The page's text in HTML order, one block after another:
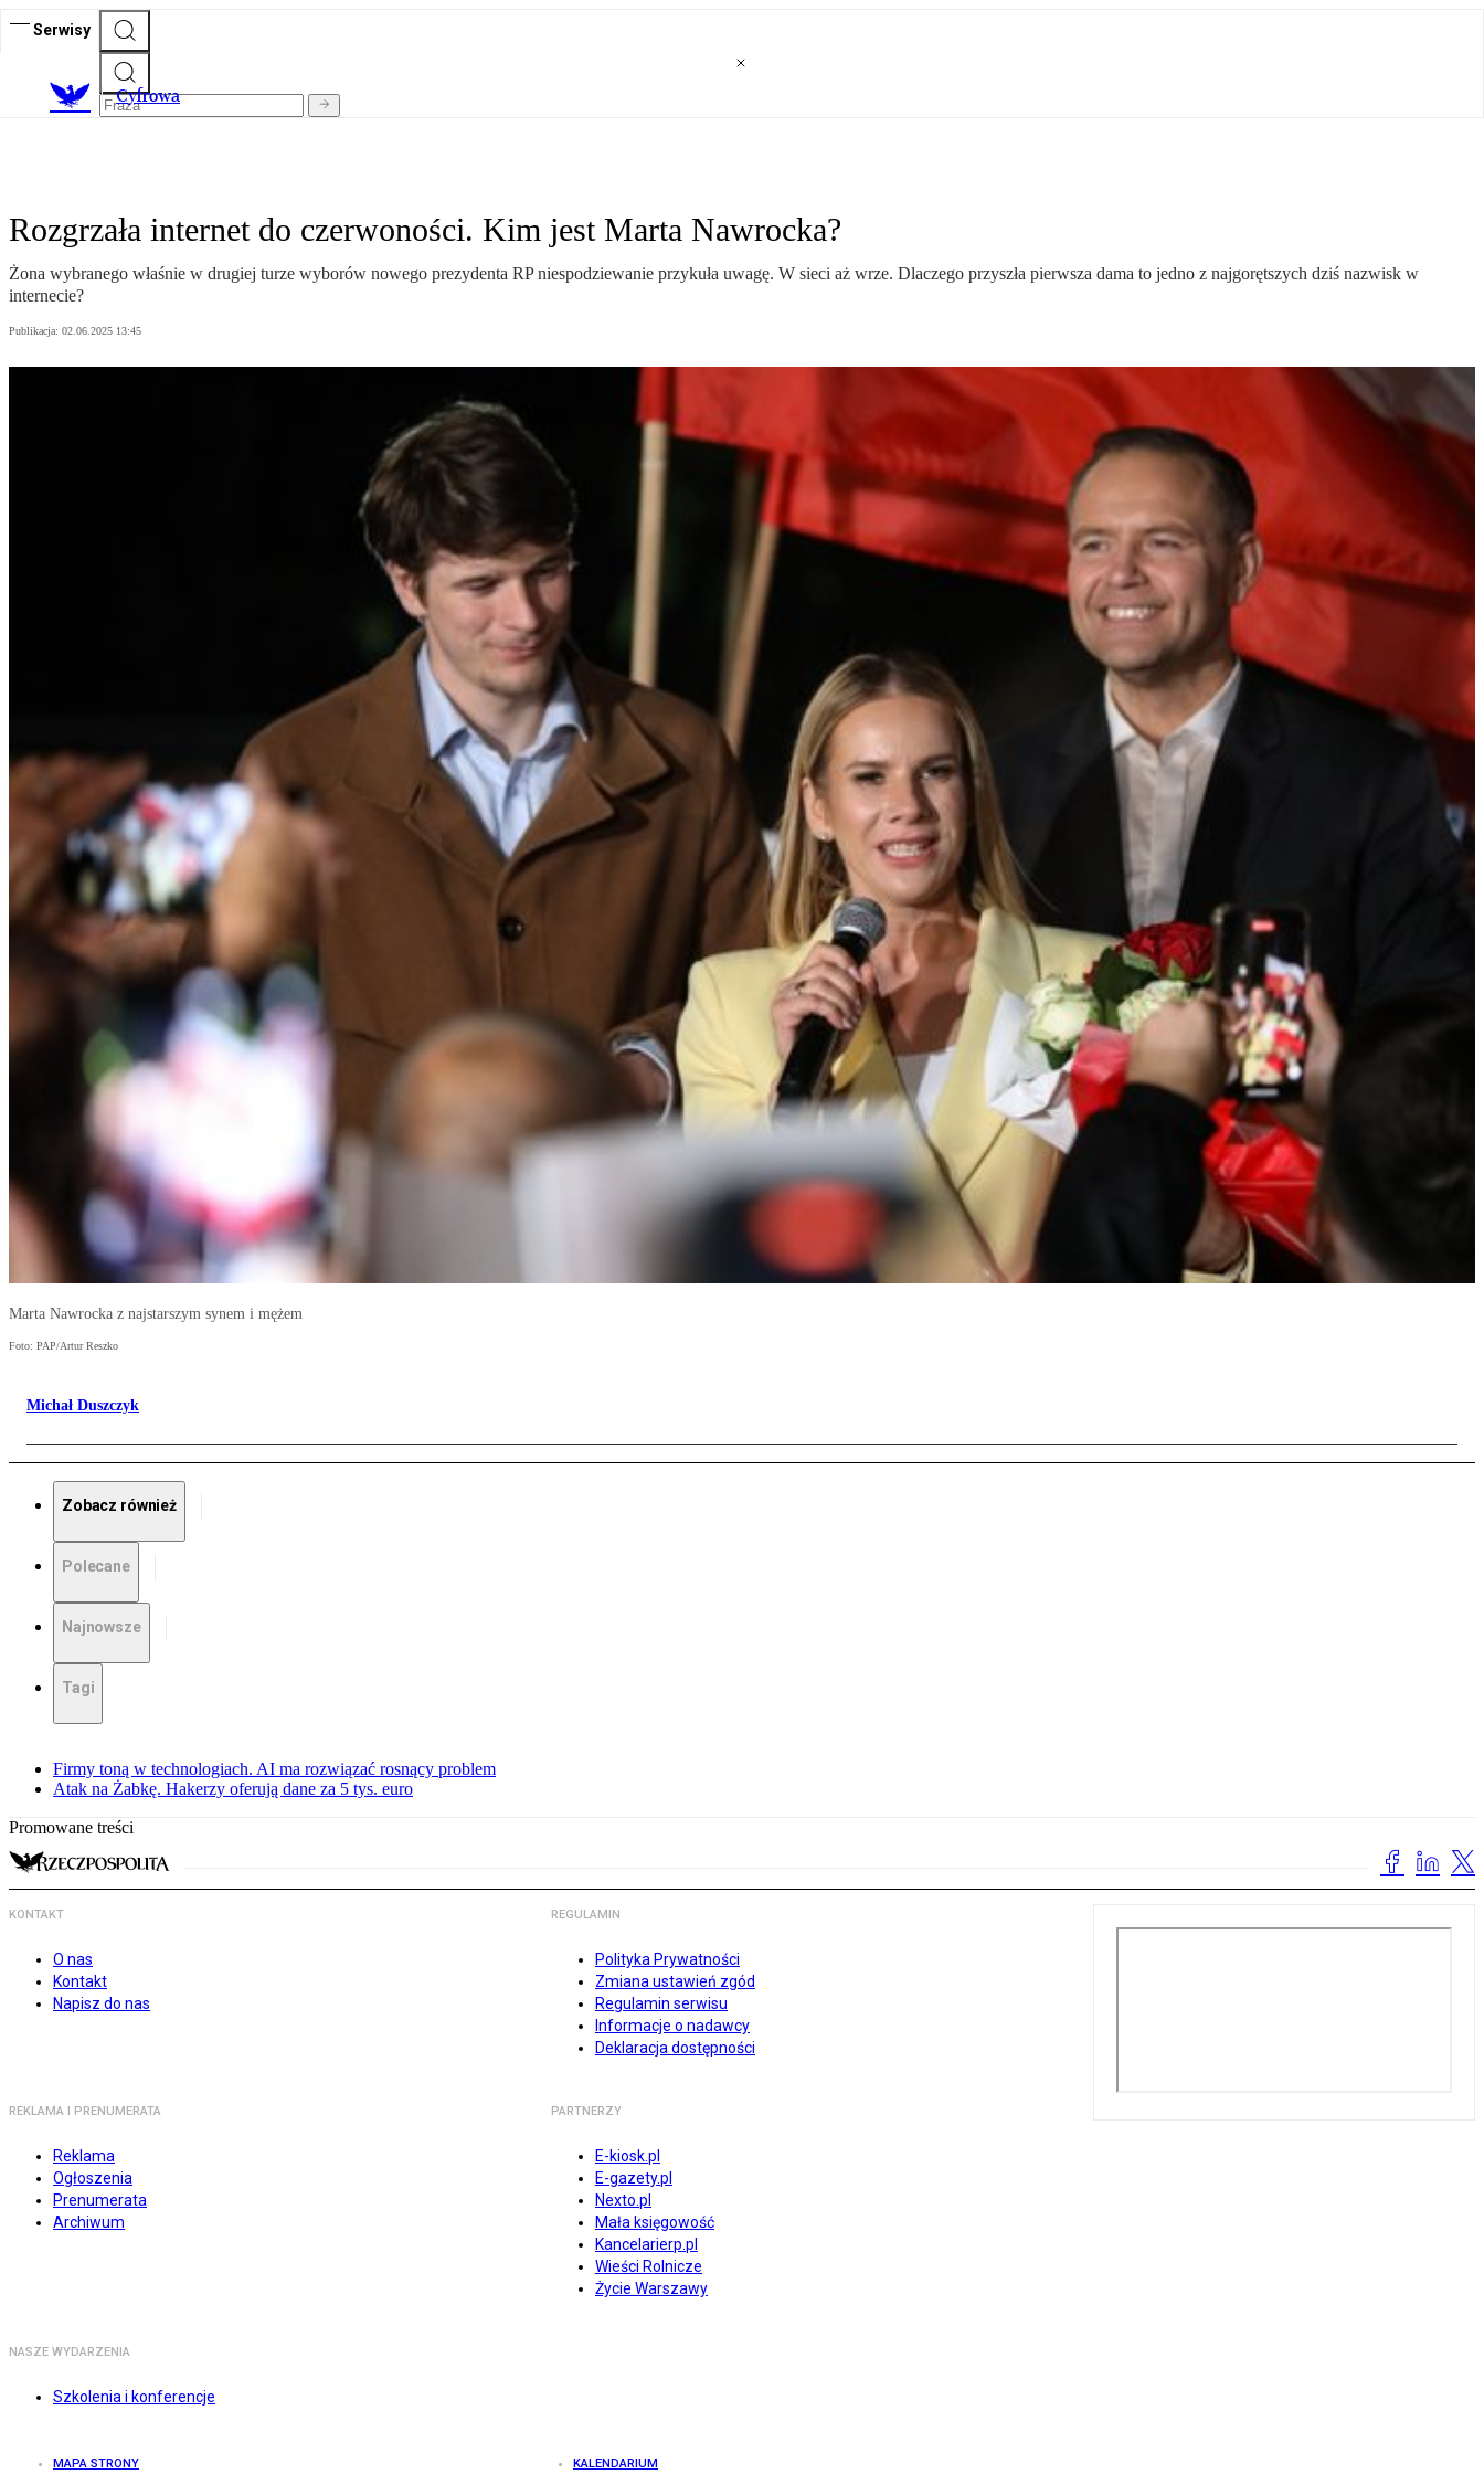
Serwisy
Cyfrowa
Rozgrzała internet do czerwoności. Kim jest Marta Nawrocka?
Żona wybranego właśnie w drugiej turze wyborów nowego prezydenta RP niespodziewanie przykuła uwagę. W sieci aż wrze. Dlaczego przyszła pierwsza dama to jedno z najgorętszych dziś nazwisk w
internecie?
Publikacja: 02.06.2025 13:45
Marta Nawrocka z najstarszym synem i mężem
Foto: PAP/Artur Reszko
Michał Duszczyk
Zobacz również
Polecane
Najnowsze
Tagi
Firmy toną w technologiach. AI ma rozwiązać rosnący problem
Atak na Żabkę. Hakerzy oferują dane za 5 tys. euro
Promowane treści
KONTAKT
O nas
Kontakt
Napisz do nas
REGULAMIN
Polityka Prywatności
Zmiana ustawień zgód
Regulamin serwisu
Informacje o nadawcy
Deklaracja dostępności
REKLAMA I PRENUMERATA
Reklama
Ogłoszenia
Prenumerata
Archiwum
PARTNERZY
E-kiosk.pl
E-gazety.pl
Nexto.pl
Mała księgowość
Kancelarierp.pl
Wieści Rolnicze
Życie Warszawy
NASZE WYDARZENIA
Szkolenia i konferencje
MAPA STRONY KALENDARIUM